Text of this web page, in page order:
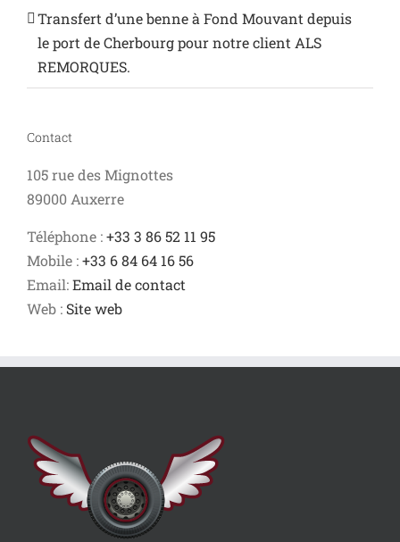
Transfert d’une benne à Fond Mouvant depuis
le port de Cherbourg pour notre client ALS
REMORQUES.
Contact
105 rue des Mignottes
89000 Auxerre
Téléphone :+33 3 86 52 11 95
Mobile :+33 6 84 64 16 56
Email:Email de contact
Web : Site web